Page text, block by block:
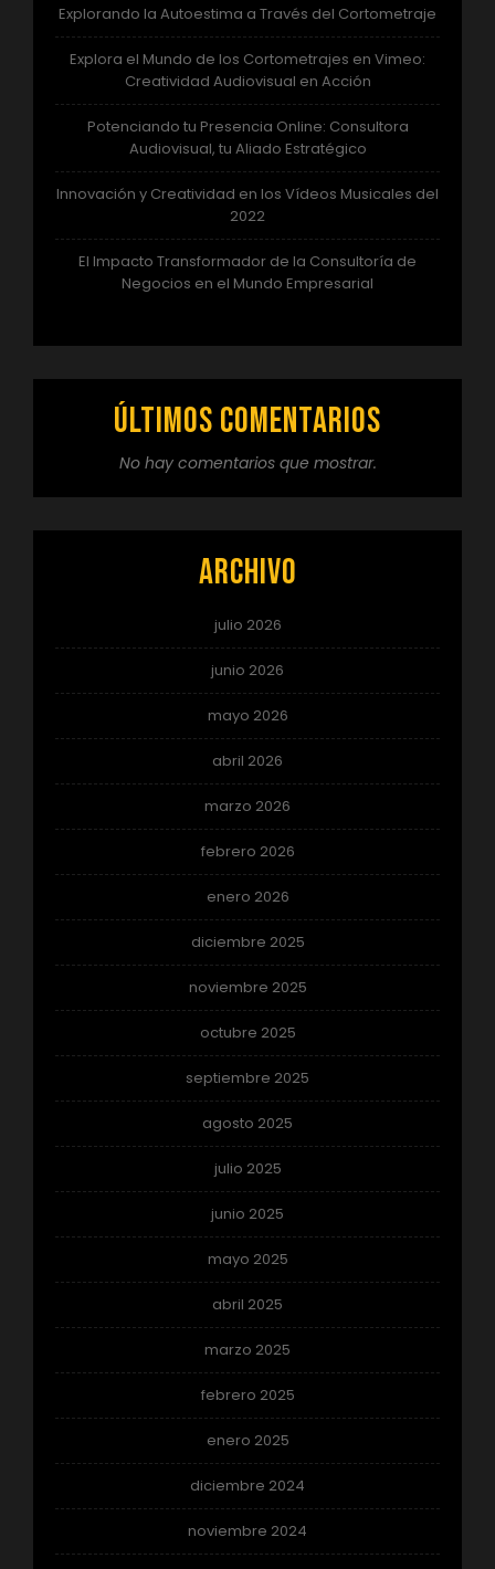
Explorando la Autoestima a Través del Cortometraje
Explora el Mundo de los Cortometrajes en Vimeo:
Creatividad Audiovisual en Acción
Potenciando tu Presencia Online: Consultora
Audiovisual, tu Aliado Estratégico
Innovación y Creatividad en los Vídeos Musicales del
2022
El Impacto Transformador de la Consultoría de
Negocios en el Mundo Empresarial
Últimos comentarios
No hay comentarios que mostrar.
Archivo
julio 2026
junio 2026
mayo 2026
abril 2026
marzo 2026
febrero 2026
enero 2026
diciembre 2025
noviembre 2025
octubre 2025
septiembre 2025
agosto 2025
julio 2025
junio 2025
mayo 2025
abril 2025
marzo 2025
febrero 2025
enero 2025
diciembre 2024
noviembre 2024